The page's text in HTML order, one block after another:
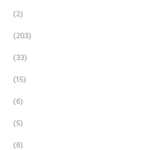
(2)
(203)
(33)
(15)
(6)
(5)
(6)